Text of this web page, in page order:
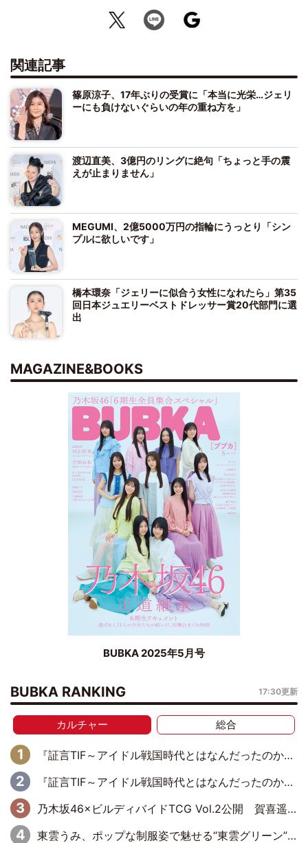
関連記事
篠原涼子、17年ぶりの受賞に「本当に光栄…ジェリ
ーにも負けないぐらいの年の重ね方を」
渡辺直美、3億円のリングに絶句「ちょっと手の震
えが止まりません」
MEGUMI、2億5000万円の指輪にうっとり「シン
プルに欲しいです」
橋本環奈「ジェリーに似合う女性になれたら」第35
回日本ジュエリーベストドレッサー賞20代部門に選
出
MAGAZINE&BOOKS
BUBKA 2025年5月号
BUBKA RANKING 17:30更新
カルチャー 総合
『証言TIF～アイドル戦国時代とはなんだったのか～』第11回：私立恵比寿中学・真山りか×安本彩花「TIFで10年ぶりのキョンシーメイクをしたら、場を完全に引かせてしまって。時代が変わったんだなって」
『証言TIF～アイドル戦国時代とはなんだったのか～』第10回：さくら学院・武藤彩未×飯田らうら「正直、中3で辞めるというのを信じてなくて。そう言われてはいたけど、嘘でしょって」
乃木坂46×ビルディバイドTCG Vol.2公開 賀喜遥香＆田村真佑が『京まふ』ステージに登壇
東雲うみ、ポップな制服姿で魅せる“東雲グリーン”の正体